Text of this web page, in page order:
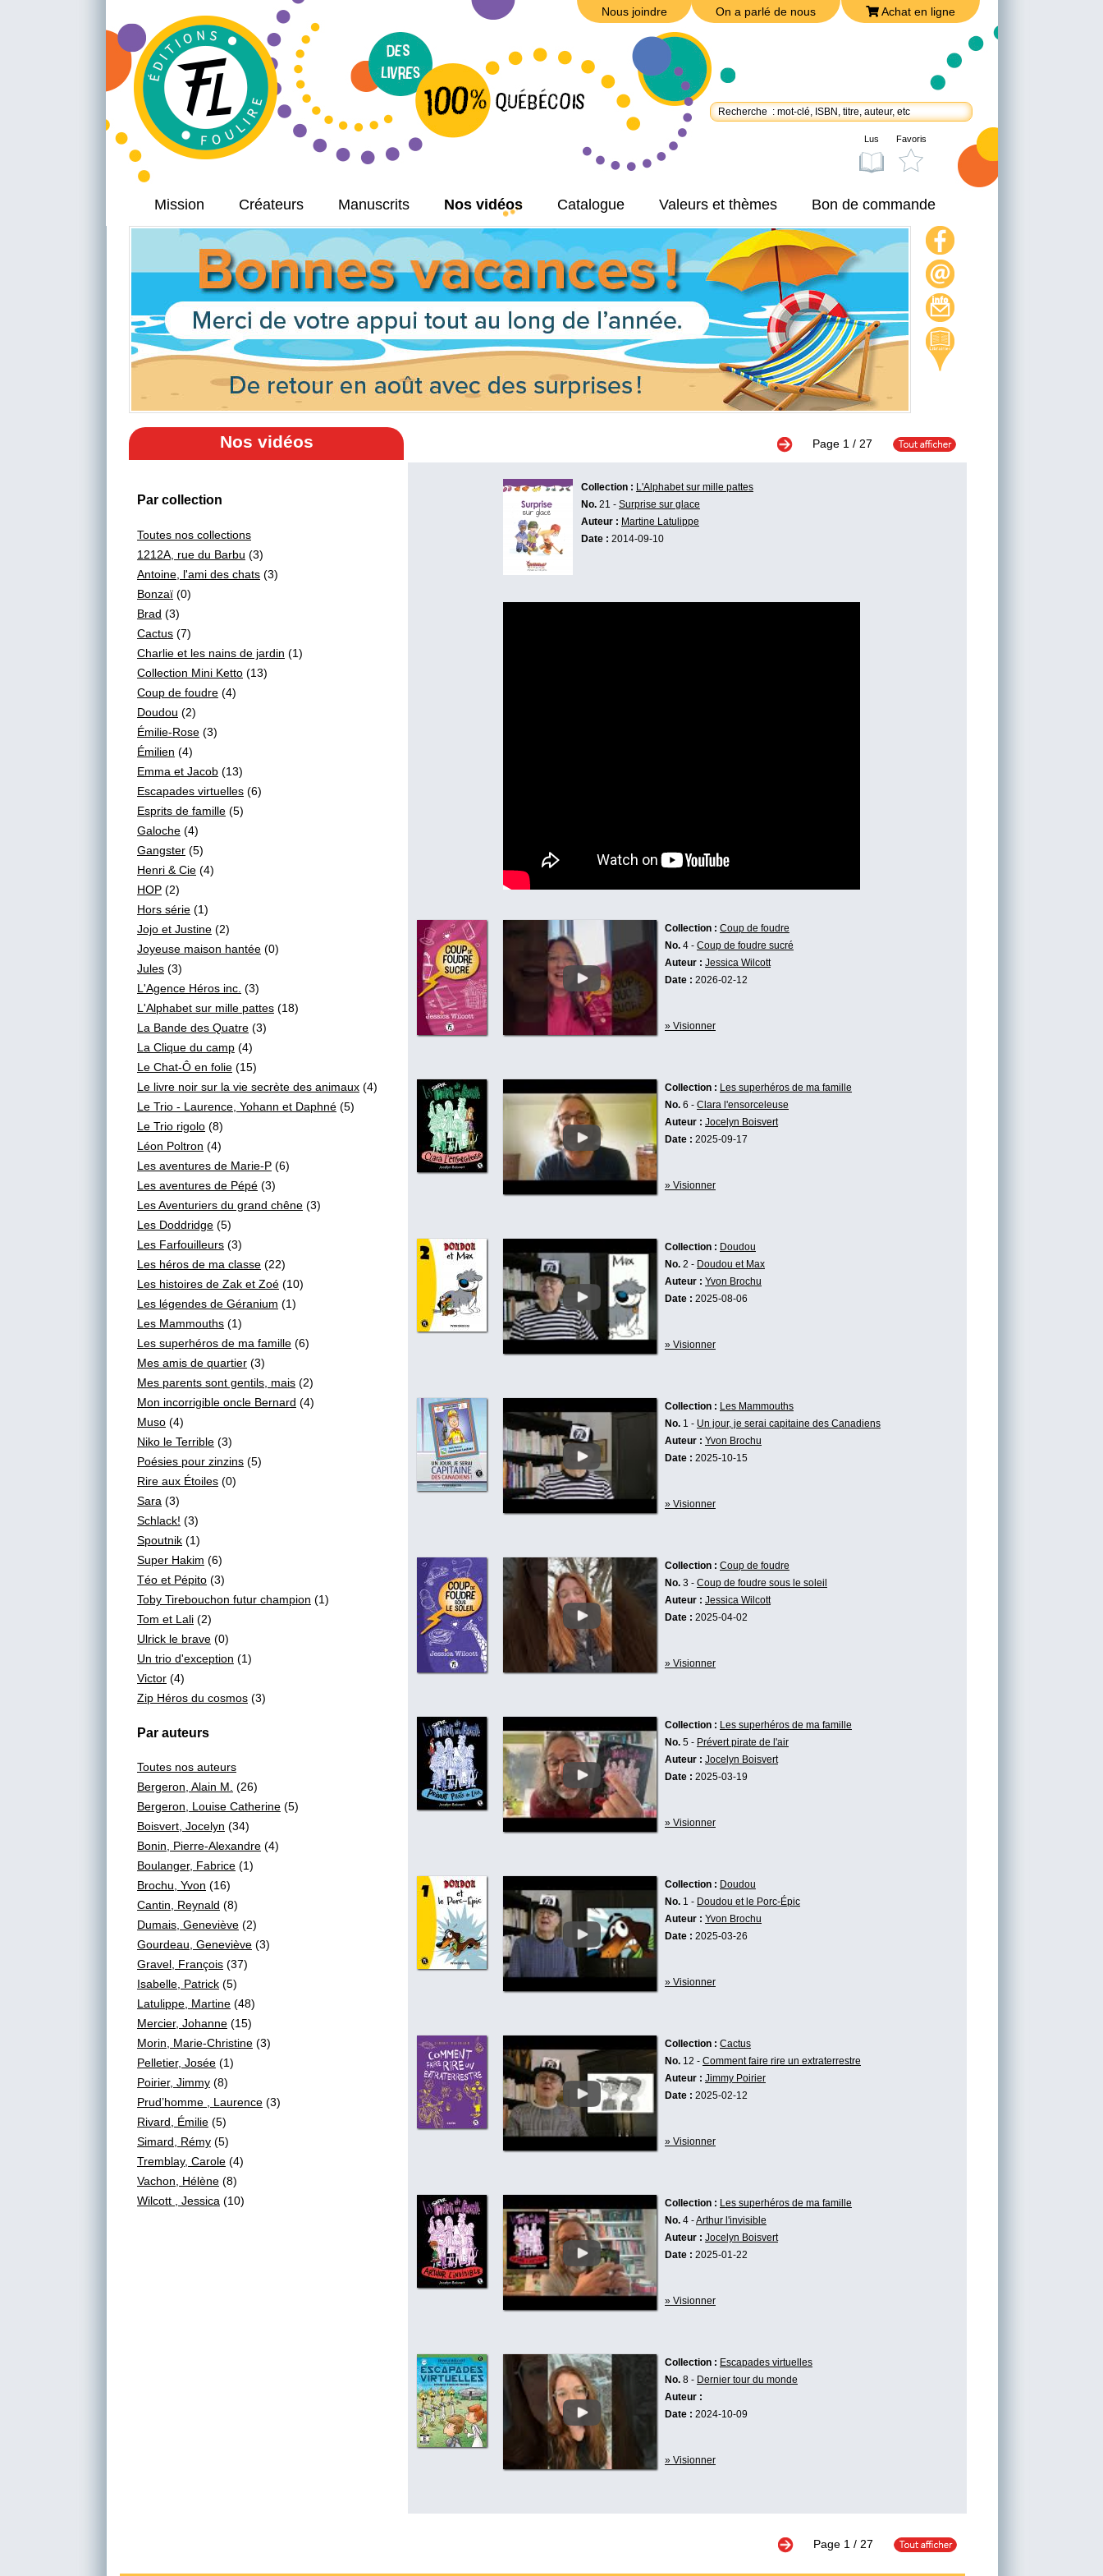
Nous joindre On a parlé de nous Achat en ligne
Mission Créateurs Manuscrits Nos vidéos Catalogue Valeurs et thèmes Bon de commande
On a parlé de nous
Achat en ligne
Nous joindre
Politique de confidentialité
Lus Favoris
Nos vidéos
Par collection
Toutes nos collections
1212A, rue du Barbu (3)
Antoine, l'ami des chats (3)
Bonzaï (0)
Brad (3)
Cactus (7)
Charlie et les nains de jardin (1)
Collection Mini Ketto (13)
Coup de foudre (4)
Doudou (2)
Émilie-Rose (3)
Émilien (4)
Emma et Jacob (13)
Escapades virtuelles (6)
Esprits de famille (5)
Galoche (4)
Gangster (5)
Henri & Cie (4)
HOP (2)
Hors série (1)
Jojo et Justine (2)
Joyeuse maison hantée (0)
Jules (3)
L'Agence Héros inc. (3)
L'Alphabet sur mille pattes (18)
La Bande des Quatre (3)
La Clique du camp (4)
Le Chat-Ô en folie (15)
Le livre noir sur la vie secrète des animaux (4)
Le Trio - Laurence, Yohann et Daphné (5)
Le Trio rigolo (8)
Léon Poltron (4)
Les aventures de Marie-P (6)
Les aventures de Pépé (3)
Les Aventuriers du grand chêne (3)
Les Doddridge (5)
Les Farfouilleurs (3)
Les héros de ma classe (22)
Les histoires de Zak et Zoé (10)
Les légendes de Géranium (1)
Les Mammouths (1)
Les superhéros de ma famille (6)
Mes amis de quartier (3)
Mes parents sont gentils, mais (2)
Mon incorrigible oncle Bernard (4)
Muso (4)
Niko le Terrible (3)
Poésies pour zinzins (5)
Rire aux Étoiles (0)
Sara (3)
Schlack! (3)
Spoutnik (1)
Super Hakim (6)
Téo et Pépito (3)
Toby Tirebouchon futur champion (1)
Tom et Lali (2)
Ulrick le brave (0)
Un trio d'exception (1)
Victor (4)
Zip Héros du cosmos (3)
Par auteurs
Toutes nos auteurs
Bergeron, Alain M. (26)
Bergeron, Louise Catherine (5)
Boisvert, Jocelyn (34)
Bonin, Pierre-Alexandre (4)
Boulanger, Fabrice (1)
Brochu, Yvon (16)
Cantin, Reynald (8)
Dumais, Geneviève (2)
Gourdeau, Geneviève (3)
Gravel, François (37)
Isabelle, Patrick (5)
Latulippe, Martine (48)
Mercier, Johanne (15)
Morin, Marie-Christine (3)
Pelletier, Josée (1)
Poirier, Jimmy (8)
Prud’homme , Laurence (3)
Rivard, Émilie (5)
Simard, Rémy (5)
Tremblay, Carole (4)
Vachon, Hélène (8)
Wilcott , Jessica (10)
Page 1 / 27
Collection : L'Alphabet sur mille pattes
No. 21 - Surprise sur glace
Auteur : Martine Latulippe
Date : 2014-09-10
Collection : Coup de foudre
No. 4 - Coup de foudre sucré
Auteur : Jessica Wilcott
Date : 2026-02-12
» Visionner
Collection : Les superhéros de ma famille
No. 6 - Clara l'ensorceleuse
Auteur : Jocelyn Boisvert
Date : 2025-09-17
» Visionner
Collection : Doudou
No. 2 - Doudou et Max
Auteur : Yvon Brochu
Date : 2025-08-06
» Visionner
Collection : Les Mammouths
No. 1 - Un jour, je serai capitaine des Canadiens
Auteur : Yvon Brochu
Date : 2025-10-15
» Visionner
Collection : Coup de foudre
No. 3 - Coup de foudre sous le soleil
Auteur : Jessica Wilcott
Date : 2025-04-02
» Visionner
Collection : Les superhéros de ma famille
No. 5 - Prévert pirate de l'air
Auteur : Jocelyn Boisvert
Date : 2025-03-19
» Visionner
Collection : Doudou
No. 1 - Doudou et le Porc-Épic
Auteur : Yvon Brochu
Date : 2025-03-26
» Visionner
Collection : Cactus
No. 12 - Comment faire rire un extraterrestre
Auteur : Jimmy Poirier
Date : 2025-02-12
» Visionner
Collection : Les superhéros de ma famille
No. 4 -Arthur l'invisible
Auteur : Jocelyn Boisvert
Date : 2025-01-22
» Visionner
Collection : Escapades virtuelles
No. 8 - Dernier tour du monde
Auteur :
Date : 2024-10-09
» Visionner
Page 1 / 27